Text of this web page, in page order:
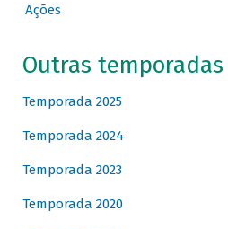
Ações
Outras temporadas
Temporada 2025
Temporada 2024
Temporada 2023
Temporada 2020